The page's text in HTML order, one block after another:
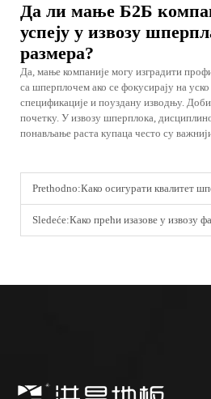
Да ли мање Б2Б
успеју у извозу
размера?
Да, мање компаније могу изградити
са шперплочем ако се фокусирају на уско
спецификације и поуздану изводњу.
почетку. У извозу шперплока,
понављање раста купаца често су
Prethodno:Како осигурати квалитет шперплока за
Sledeće:Како прећи изазове у извозу